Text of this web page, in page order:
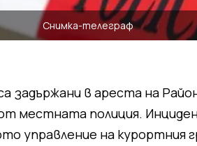
Снимка-телеграф
задържани в ареста на
местната полиция.
управление на курортния